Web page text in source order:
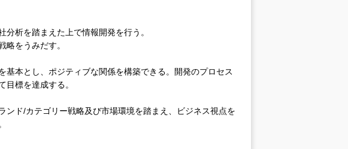
析を踏まえた上で情報開発を行う。
略をうみだす。
本とし、ポジティブな関係を構築できる。開発のプロセス
目標を達成する。
ンド/カテゴリー戦略及び市場環境を踏まえ、ビジネス視点を